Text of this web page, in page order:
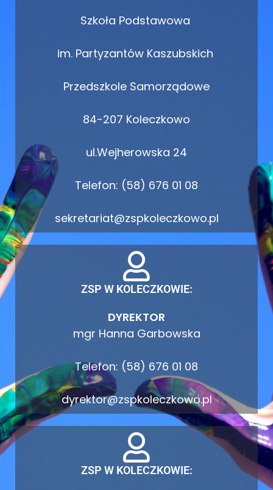
Szkoła Podstawowa
im. Partyzantów Kaszubskich
Przedszkole Samorządowe
84-207 Koleczkowo
ul.Wejherowska 24
Telefon: (58) 676 01 08
sekretariat@zspkoleczkowo.pl
ZSP W KOLECZKOWIE:
DYREKTOR
mgr Hanna Garbowska
Telefon: (58) 676 01 08
dyrektor@zspkoleczkowo.pl
ZSP W KOLECZKOWIE: